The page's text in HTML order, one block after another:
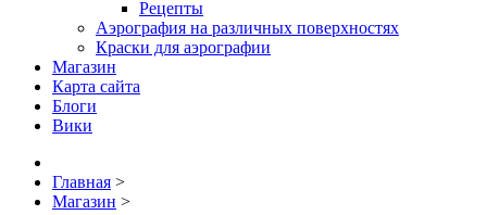
Рецепты
Аэрография на различных поверхностях
Краски для аэрографии
Магазин
Карта сайта
Блоги
Вики
Главная >
Магазин >